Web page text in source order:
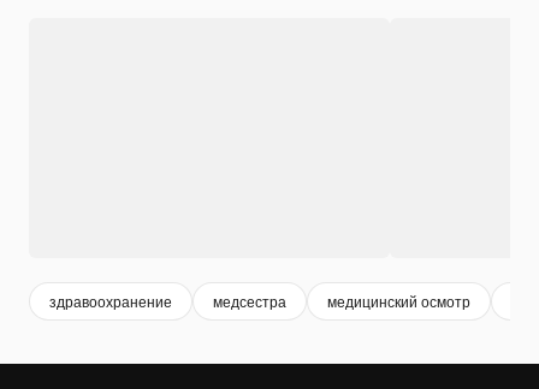
здравоохранение медсестра медицинский осмотр